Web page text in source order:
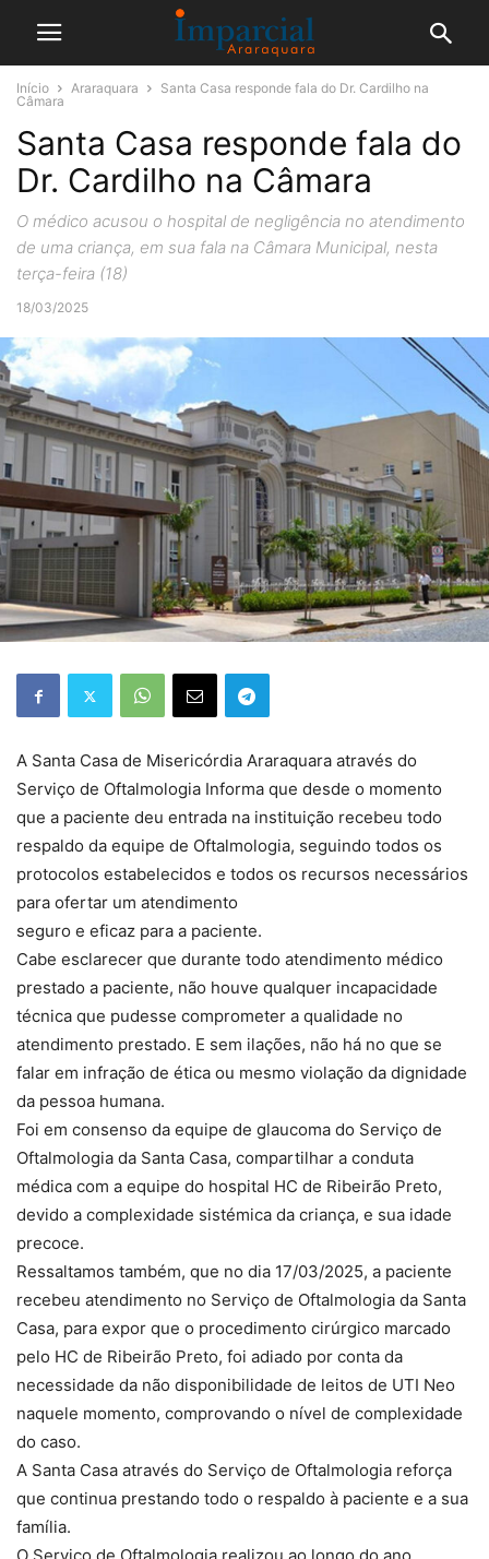
Início Araraquara
Santa Casa responde fala do Dr. Cardilho na
Câmara
Santa Casa responde fala do
Dr. Cardilho na Câmara
O médico acusou o hospital de negligência no atendimento
de uma criança, em sua fala na Câmara Municipal, nesta
terça-feira (18)
18/03/2025
A Santa Casa de Misericórdia Araraquara através do
Serviço de Oftalmologia Informa que desde o momento
que a paciente deu entrada na instituição recebeu todo
respaldo da equipe de Oftalmologia, seguindo todos os
protocolos estabelecidos e todos os recursos necessários
para ofertar um atendimento
seguro e eficaz para a paciente.
Cabe esclarecer que durante todo atendimento médico
prestado a paciente, não houve qualquer incapacidade
técnica que pudesse comprometer a qualidade no
atendimento prestado. E sem ilações, não há no que se
falar em infração de ética ou mesmo violação da dignidade
da pessoa humana.
Foi em consenso da equipe de glaucoma do Serviço de
Oftalmologia da Santa Casa, compartilhar a conduta
médica com a equipe do hospital HC de Ribeirão Preto,
devido a complexidade sistémica da criança, e sua idade
precoce.
Ressaltamos também, que no dia 17/03/2025, a paciente
recebeu atendimento no Serviço de Oftalmologia da Santa
Casa, para expor que o procedimento cirúrgico marcado
pelo HC de Ribeirão Preto, foi adiado por conta da
necessidade da não disponibilidade de leitos de UTI Neo
naquele momento, comprovando o nível de complexidade
do caso.
A Santa Casa através do Serviço de Oftalmologia reforça
que continua prestando todo o respaldo à paciente e a sua
família.